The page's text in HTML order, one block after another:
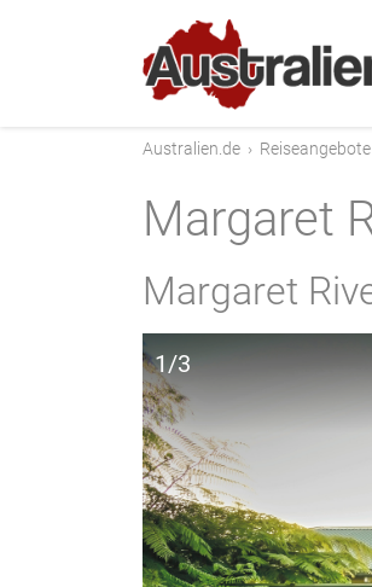
Australien.de › Reiseangebote
Margaret
Margaret
1/3